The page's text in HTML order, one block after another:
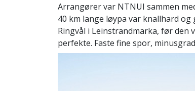
Arrangører var NTNUI sammen
40 km lange løypa var knallhard
Ringvål i Leinstrandmarka, før den
perfekte. Faste fine spor,